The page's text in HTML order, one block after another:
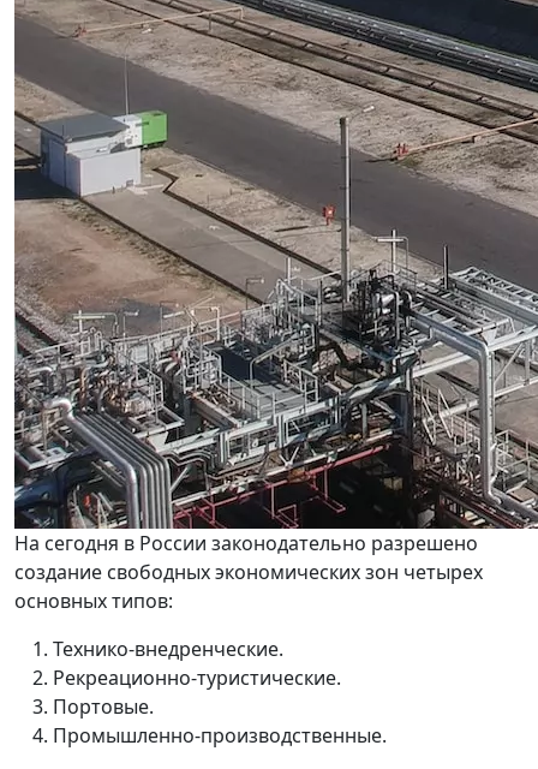
На сегодня в России законодательно разрешено
создание свободных экономических зон четырех
основных типов:
Технико-внедренческие.
Рекреационно-туристические.
Портовые.
Промышленно-производственные.